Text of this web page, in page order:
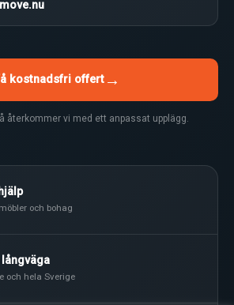
kostnadsfri offert →
återkommer vi med ett anpassat upplägg.
och bohag
långväga
och hela Sverige